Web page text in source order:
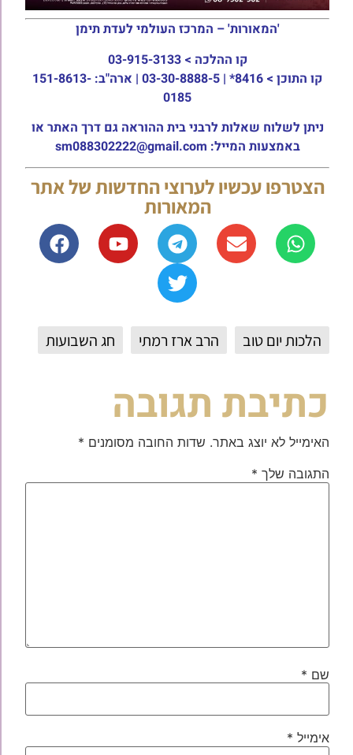
'המאורות' – המרכז העולמי לעדת תימן
קו ההלכה > 03-915-3133
קו התוכן >
8416* | 03-30-8888-5 | ארה"ב: 151-8613-
0185
ניתן לשלוח שאלות לרבני בית ההוראה גם דרך האתר או
באמצעות המייל: sm088302222@gmail.com
הצטרפו עכשיו לערוצי החדשות של אתר
המאורות
הלכות יום טוב הרב ארז רמתי חג השבועות
כתיבת תגובה
האימייל לא יוצג באתר. שדות החובה מסומנים *
התגובה שלך *
שם *
אימייל *